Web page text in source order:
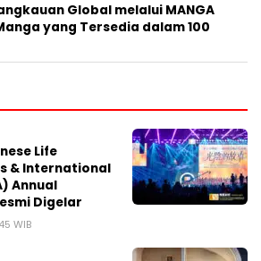
Global melalui MANGA
yang Tersedia dalam 100
Life
& International
Annual
Digelar
WIB